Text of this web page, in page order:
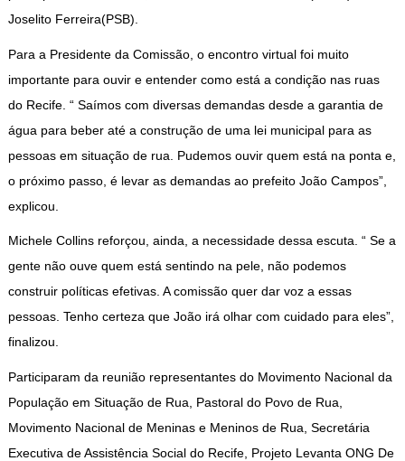
Joselito Ferreira(PSB).
Para a Presidente da Comissão, o encontro virtual foi muito
importante para ouvir e entender como está a condição nas ruas
do Recife. “ Saímos com diversas demandas desde a garantia de
água para beber até a construção de uma lei municipal para as
pessoas em situação de rua. Pudemos ouvir quem está na ponta e,
o próximo passo, é levar as demandas ao prefeito João Campos”,
explicou.
Michele Collins reforçou, ainda, a necessidade dessa escuta. “ Se a
gente não ouve quem está sentindo na pele, não podemos
construir políticas efetivas. A comissão quer dar voz a essas
pessoas. Tenho certeza que João irá olhar com cuidado para eles”,
finalizou.
Participaram da reunião representantes do Movimento Nacional da
População em Situação de Rua, Pastoral do Povo de Rua,
Movimento Nacional de Meninas e Meninos de Rua, Secretária
Executiva de Assistência Social do Recife, Projeto Levanta ONG De